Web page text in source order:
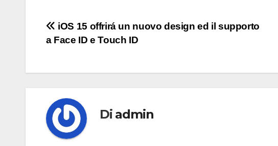
Navigazione
iOS 15 offrirá un nuovo design ed il supporto
a Face ID e Touch ID
Di admin